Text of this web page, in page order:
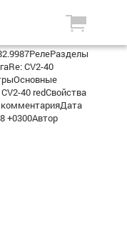
CV2-40
40 redСвойства
+0300Автор